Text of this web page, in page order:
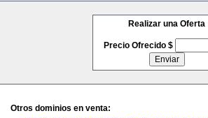
Realizar una Oferta
Precio Ofrecido $
Otros dominios en venta: